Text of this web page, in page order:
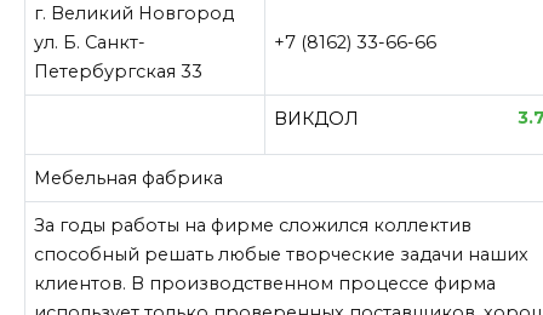
г. Великий Новгород
ул. Б. Санкт-
Петербургская 33
+7 (8162) 33-66-66
ВИКДОЛ
Мебельная фабрика
За годы работы на фирме сложился коллектив
способный решать любые творческие задачи наших
клиентов. В производственном процессе фирма